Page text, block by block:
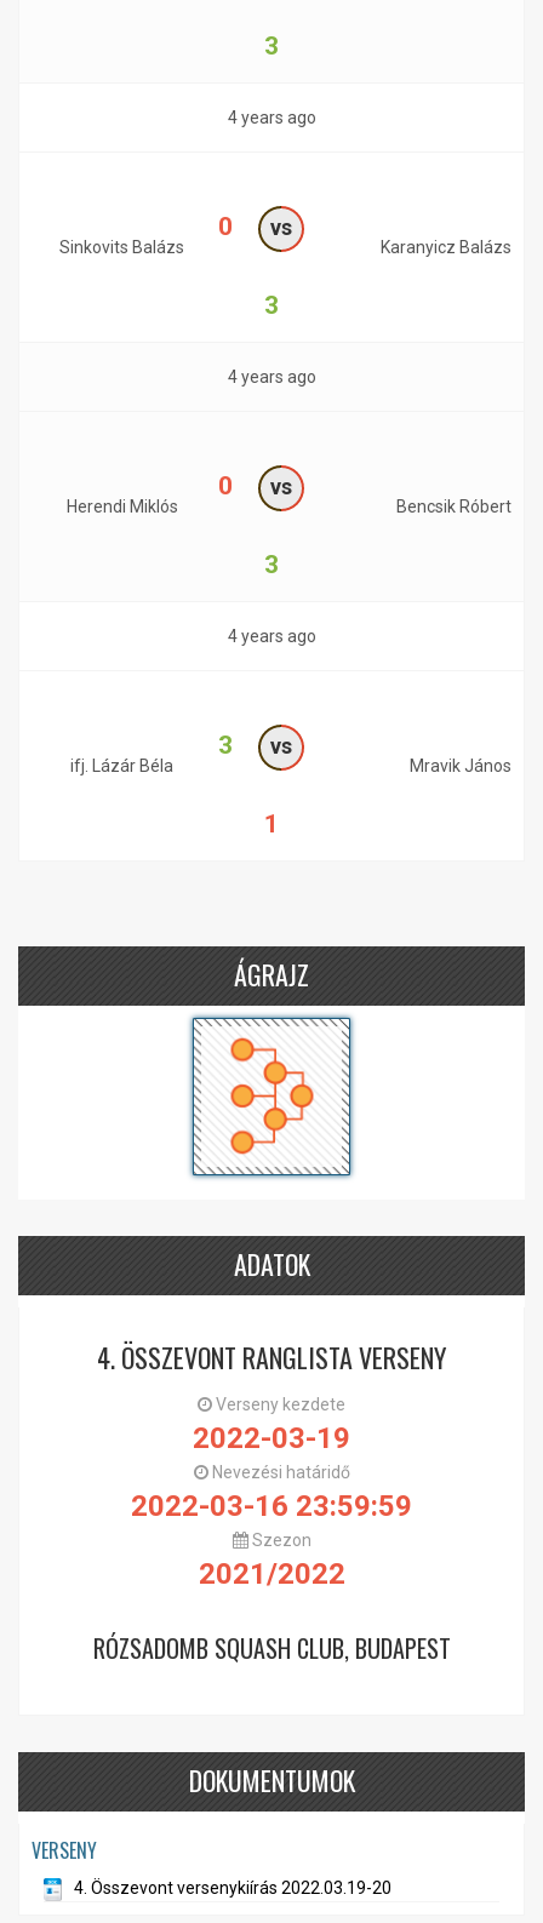
3
4 years ago
Sinkovits Balázs
0 vs
3
Karanyicz Balázs
4 years ago
Herendi Miklós
0 vs
3
Bencsik Róbert
4 years ago
ifj. Lázár Béla
3 vs
1
Mravik János
ÁGRAJZ
ADATOK
4. ÖSSZEVONT RANGLISTA VERSENY
Verseny kezdete
2022-03-19
Nevezési határidő
2022-03-16 23:59:59
Szezon
2021/2022
RÓZSADOMB SQUASH CLUB, BUDAPEST
DOKUMENTUMOK
VERSENY
4. Összevont versenykiírás 2022.03.19-20